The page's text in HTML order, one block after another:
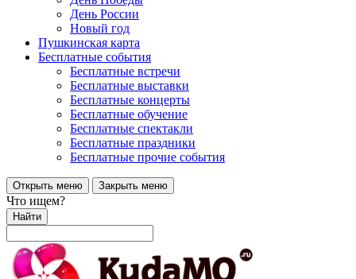
День России
Новый год
Пушкинская карта
Бесплатные события
Бесплатные встречи
Бесплатные выставки
Бесплатные концерты
Бесплатные обучение
Бесплатные спектакли
Бесплатные праздники
Бесплатные прочие события
Открыть меню Закрыть меню
Что ищем?
Найти